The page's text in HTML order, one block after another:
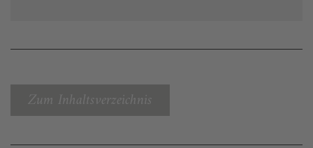
Zum Inhaltsverzeichnis